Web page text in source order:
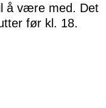
å være med. Det
før kl. 18.